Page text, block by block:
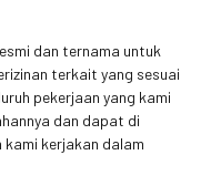
dan ternama untuk
terkait yang sesuai
pekerjaan yang kami
dan dapat di
kerjakan dalam